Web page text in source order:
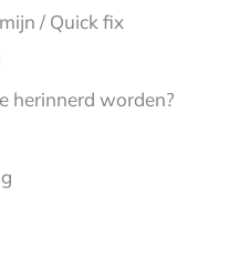
/ Quick fix
herinnerd worden?